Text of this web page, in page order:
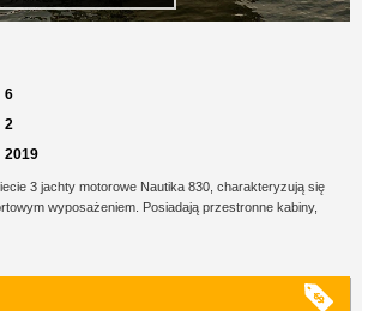
6
2
2019
3 jachty motorowe Nautika 830, charakteryzują się
wyposażeniem. Posiadają przestronne kabiny,